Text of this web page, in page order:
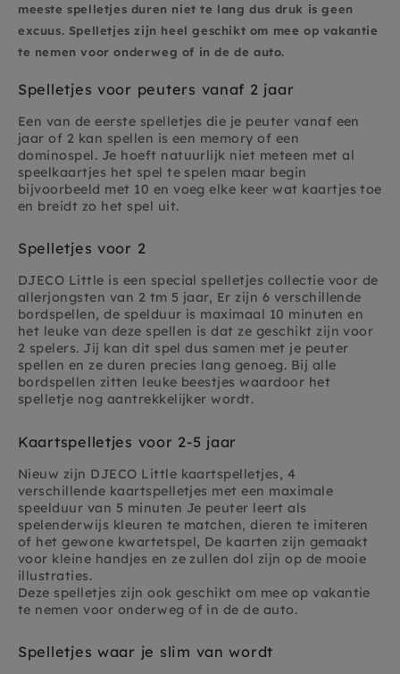
meeste spelletjes duren niet te lang dus druk is geen
excuus. Spelletjes zijn heel geschikt om mee op vakantie
te nemen voor onderweg of in de de auto.
Spelletjes voor peuters vanaf 2 jaar
Een van de eerste spelletjes die je peuter vanaf een
jaar of 2 kan spellen is een memory of een
dominospel. Je hoeft natuurlijk niet meteen met al
speelkaartjes het spel te spelen maar begin
bijvoorbeeld met 10 en voeg elke keer wat kaartjes toe
en breidt zo het spel uit.
Spelletjes voor 2
DJECO Little is een special spelletjes collectie voor de
allerjongsten van 2 tm 5 jaar, Er zijn 6 verschillende
bordspellen, de spelduur is maximaal 10 minuten en
het leuke van deze spellen is dat ze geschikt zijn voor
2 spelers. Jij kan dit spel dus samen met je peuter
spellen en ze duren precies lang genoeg. Bij alle
bordspellen zitten leuke beestjes waardoor het
spelletje nog aantrekkelijker wordt.
Kaartspelletjes voor 2-5 jaar
Nieuw zijn DJECO Little kaartspelletjes, 4
verschillende kaartspelletjes met een maximale
speelduur van 5 minuten Je peuter leert als
spelenderwijs kleuren te matchen, dieren te imiteren
of het gewone kwartetspel, De kaarten zijn gemaakt
voor kleine handjes en ze zullen dol zijn op de mooie
illustraties.
Deze spelletjes zijn ook geschikt om mee op vakantie
te nemen voor onderweg of in de de auto.
Spelletjes waar je slim van wordt